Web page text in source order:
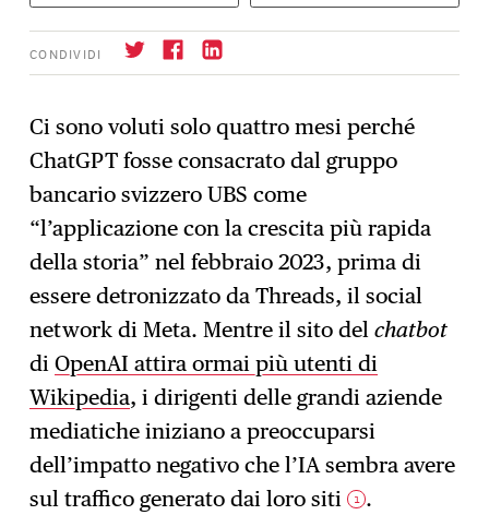
CONDIVIDI
→ Iscrizione
Ci sono voluti solo quattro mesi perché
ChatGPT fosse consacrato dal gruppo
bancario svizzero UBS come
“l’applicazione con la crescita più rapida
della storia” nel febbraio 2023, prima di
essere detronizzato da Threads, il social
network di Meta. Mentre il sito delchatbot
diOpenAI attira ormai più utenti di
Wikipedia, i dirigenti delle grandi aziende
mediatiche iniziano a preoccuparsi
dell’impatto negativo che l’IA sembra avere
sul traffico generato dai loro siti 1 .